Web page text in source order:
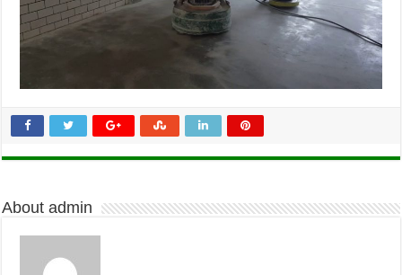
About admin